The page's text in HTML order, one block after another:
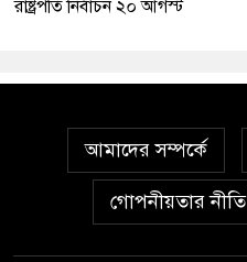
রাষ্ট্রপতি নির্বাচন ২০ আগস্ট
আমাদের সম্পর্কে
গোপনীয়তার নীতি